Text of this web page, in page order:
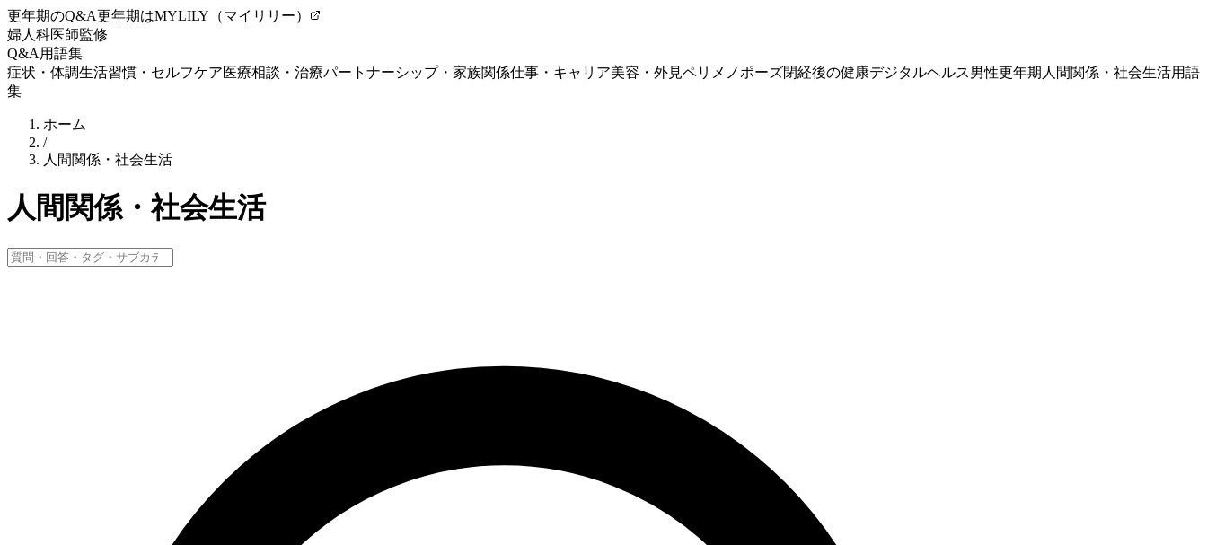
更年期のQ&A更年期はMYLILY（マイリリー）
婦人科医師監修
Q&A 用語集
症状・体調生活習慣・セルフケア医療相談・治療パートナーシップ・家族関係仕事・キャリア美容・外見ペリメノポーズ閉経後の健康デジタルヘルス男性更年期 人間関係・社会生活用語
集
ホーム
/
人間関係・社会生活
人間関係・社会生活